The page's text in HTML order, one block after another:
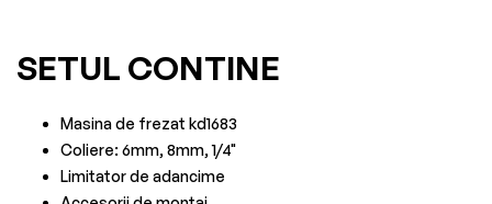
SETUL CONTINE
Masina de frezat kd1683
Coliere: 6mm, 8mm, 1/4"
Limitator de adancime